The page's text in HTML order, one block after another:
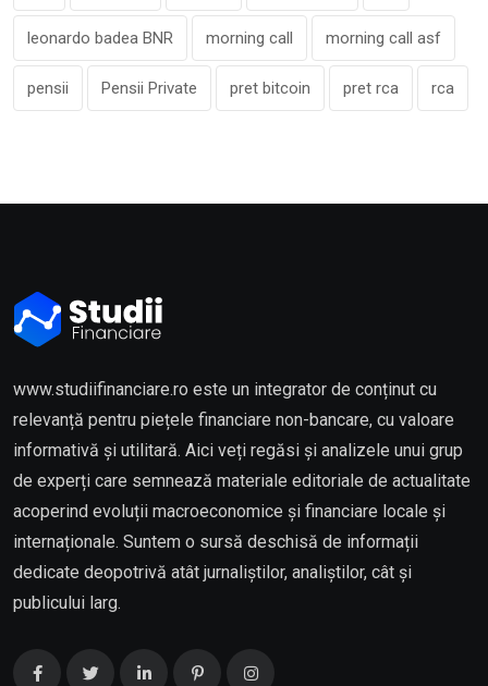
leonardo badea BNR morning call morning call asf
pensii Pensii Private pret bitcoin pret rca rca
www.studiifinanciare.ro este un integrator de conținut cu
relevanță pentru piețele financiare non-bancare, cu valoare
informativă și utilitară. Aici veți regăsi și analizele unui grup
de experți care semnează materiale editoriale de actualitate
acoperind evoluții macroeconomice și financiare locale și
internaționale. Suntem o sursă deschisă de informații
dedicate deopotrivă atât jurnaliștilor, analiștilor, cât și
publicului larg.